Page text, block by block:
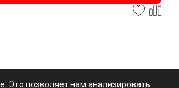
Это позволяет нам анализировать